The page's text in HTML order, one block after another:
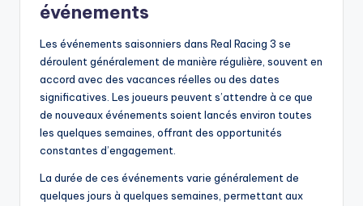
événements
Les événements saisonniers dans Real Racing 3 se
déroulent généralement de manière régulière, souvent en
accord avec des vacances réelles ou des dates
significatives. Les joueurs peuvent s’attendre à ce que
de nouveaux événements soient lancés environ toutes
les quelques semaines, offrant des opportunités
constantes d’engagement.
La durée de ces événements varie généralement de
quelques jours à quelques semaines, permettant aux